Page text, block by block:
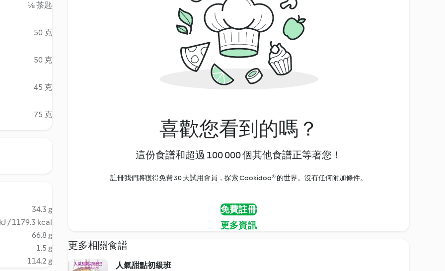
⅛ 茶匙
50 克
50 克
45 克
75 克
34.3 g
/ 1179.3 kcal
66.8 g
1.5 g
114.2 g
喜歡您看到的嗎？
這份食譜和超過 100 000 個其他食譜正等著您！
註冊我們將獲得免費 30 天試用會員，探索 Cookidoo® 的世界。沒有任何附加條件。
免費註冊
更多資訊
更多相關食譜
人氣甜點初級班